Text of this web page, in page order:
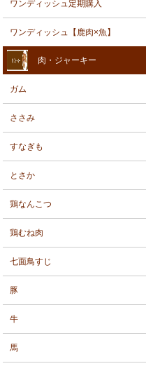
ワンディッシュ定期購入
ワンディッシュ【鹿肉×魚】
肉・ジャーキー
ガム
ささみ
すなぎも
とさか
鶏なんこつ
鶏むね肉
七面鳥すじ
豚
牛
馬